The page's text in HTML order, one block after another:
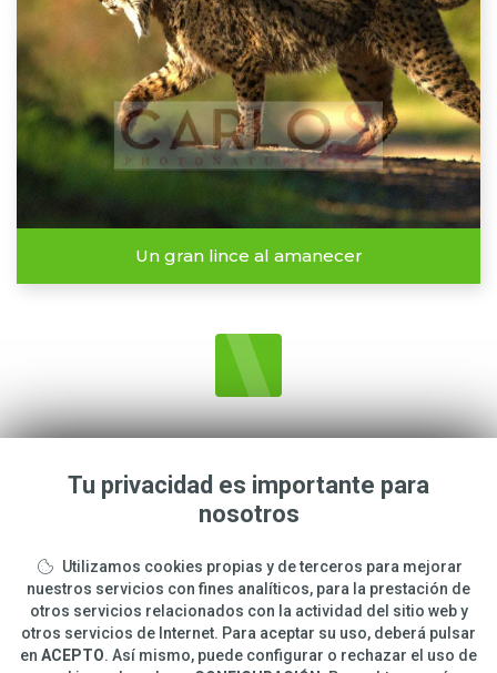
Un gran lince al amanecer
info@carlosphotonature.com
650 977 988
Tu privacidad es importante para
nosotros
Utilizamos cookies propias y de terceros para mejorar
nuestros servicios con fines analíticos, para la prestación de
otros servicios relacionados con la actividad del sitio web y
otros servicios de Internet. Para aceptar su uso, deberá pulsar
en ACEPTO. Así mismo, puede configurar o rechazar el uso de